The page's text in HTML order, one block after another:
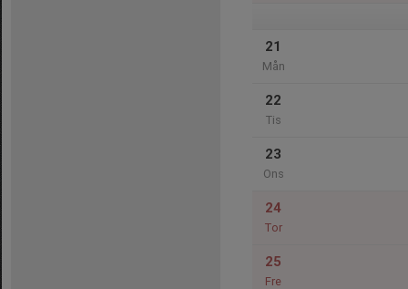
21
Mån
22
Tis
23
Ons
24
Tor
25
Fre